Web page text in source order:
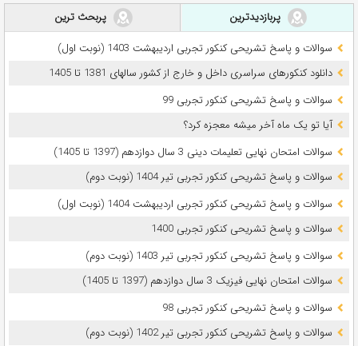
پربازدیدترین
پربحث ترین
سوالات و پاسخ تشریحی کنکور تجربی اردیبهشت 1403 (نوبت اول)
دانلود کنکورهای سراسری داخل و خارج از کشور سالهای 1381 تا 1405
سوالات و پاسخ تشریحی کنکور تجربی 99
آیا تو یک ماه آخر میشه معجزه کرد؟
سوالات امتحان نهایی تعلیمات دینی 3 سال دوازدهم (1397 تا 1405)
سوالات و پاسخ تشریحی کنکور تجربی تیر 1404 (نوبت دوم)
سوالات و پاسخ تشریحی کنکور تجربی اردیبهشت 1404 (نوبت اول)
سوالات و پاسخ تشریحی کنکور تجربی 1400
سوالات و پاسخ تشریحی کنکور تجربی تیر 1403 (نوبت دوم)
سوالات امتحان نهایی فیزیک 3 سال دوازدهم (1397 تا 1405)
سوالات و پاسخ تشریحی کنکور تجربی 98
سوالات و پاسخ تشریحی کنکور تجربی تیر 1402 (نوبت دوم)